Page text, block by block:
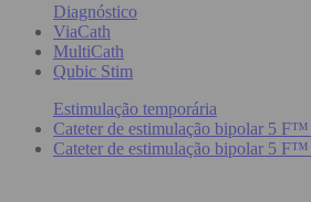
Diagnóstico
ViaCath
MultiCath
Qubic Stim
Estimulação temporária
Cateter de estimulação bipolar 5
Cateter de estimulação bipolar 5 F™